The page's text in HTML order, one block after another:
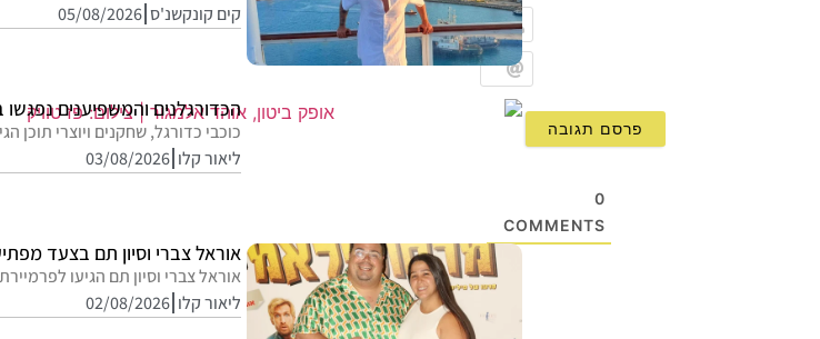
שם
Email
0
COMMENTS
קים קונקשנ'ס 05/08/2026
הכדורגלנים והמשפיענים נפגשו
כוכבי כדורגל, שחקנים ויוצרי תוכן
ליאור קלו 03/08/2026
אוראל צברי וסיון תם בצעד
אוראל צברי וסיון תם הגיעו
ליאור קלו 02/08/2026